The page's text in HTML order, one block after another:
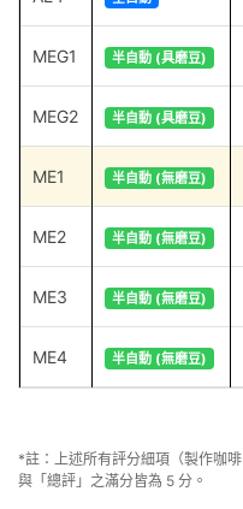
MEG1 半自動 (具磨豆)
MEG2 半自動 (具磨豆)
ME1 半自動 (無磨豆)
ME2 半自動 (無磨豆)
ME3 半自動 (無磨豆)
ME4 半自動 (無磨豆)
*註：上述所有評分細項（製作咖
與「總評」之滿分皆為 5 分。